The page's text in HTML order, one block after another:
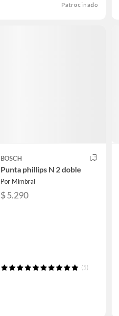
Patrocinado
BOSCH
Punta phillips N 2 doble
Por Mimbral
$ 5.290
(5)